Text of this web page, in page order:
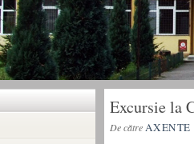
Excursie la
De cătreAXENTE